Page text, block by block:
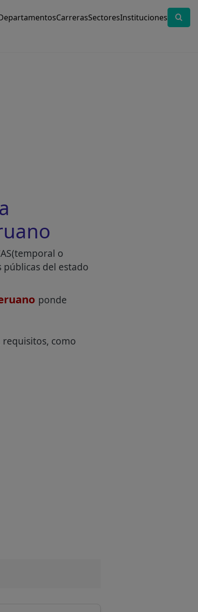
CarrerasSectoresInstituciones
o
del estado
ponde
como